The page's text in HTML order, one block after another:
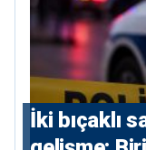
İki bıçaklı